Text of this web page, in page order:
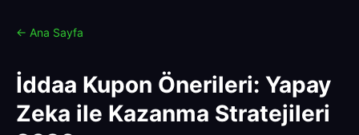
← Ana Sayfa
İddaa Kupon Önerileri: Yapay
Zeka ile Kazanma Stratejileri